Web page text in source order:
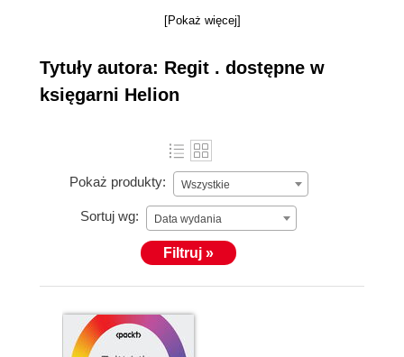
[Pokaż więcej]
Tytuły autora: Regit . dostępne w
księgarni Helion
Pokaż produkty: Wszystkie
Sortuj wg: Data wydania
Filtruj »